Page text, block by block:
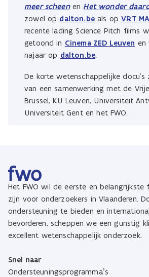
meer scheen en Het wonder
zowel op dalton.beals opVRT
recente lading Science Pitch films
getoond in Cinema ZED Leuven en
najaar op dalton.be.
De korte wetenschappelijke
van een samenwerking met de
Brussel, KU Leuven, Universiteit
Universiteit Gent en het FWO.
Het FWO wil de eerste en belangrijkste
zijn voor onderzoekers in Vlaanderen.
ondersteuning te bieden en
bevorderen, scheppen we een gunstig
excellent wetenschappelijk onderzoek.
Snel naar
Ondersteuningsprogramma’s